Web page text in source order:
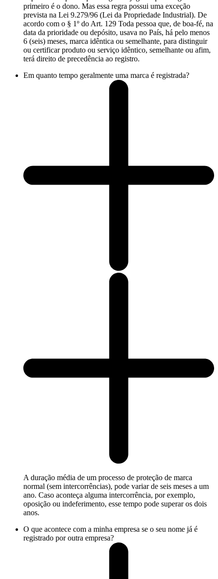
primeiro é o dono. Mas essa regra possui uma exceção
prevista na Lei 9.279/96 (Lei da Propriedade Industrial). De
acordo com o § 1º do Art. 129 Toda pessoa que, de boa-fé, na
data da prioridade ou depósito, usava no País, há pelo menos
6 (seis) meses, marca idêntica ou semelhante, para distinguir
ou certificar produto ou serviço idêntico, semelhante ou afim,
terá direito de precedência ao registro.
Em quanto tempo geralmente uma marca é registrada?
A duração média de um processo de proteção de marca
normal (sem intercorrências), pode variar de seis meses a um
ano. Caso aconteça alguma intercorrência, por exemplo,
oposição ou indeferimento, esse tempo pode superar os dois
anos.
O que acontece com a minha empresa se o seu nome já é
registrado por outra empresa?